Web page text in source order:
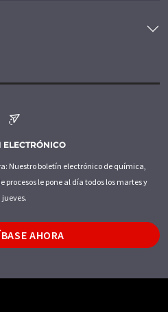
ELECTRÓNICO
Nuestro boletín electrónico de química,
le pone al día todos los martes y
jueves.
AHORA